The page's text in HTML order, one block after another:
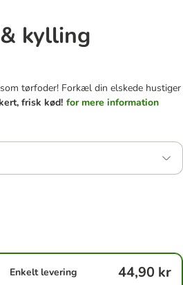
kylling
tørfoder! Forkæl din elskede hustiger
frisk kød! for mere information
Enkelt levering 44,90 kr